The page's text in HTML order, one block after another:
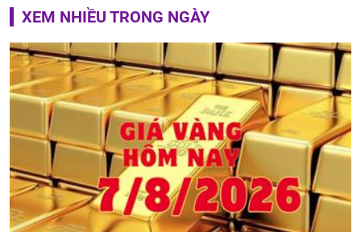
XEM NHIỀU TRONG NGÀY